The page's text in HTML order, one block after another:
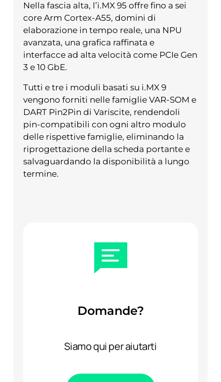
Nella fascia alta, l’i.MX 95 offre fino a sei
core Arm Cortex-A55, domini di
elaborazione in tempo reale, una NPU
avanzata, una grafica raffinata e
interfacce ad alta velocità come PCIe Gen
3 e 10 GbE.
Tutti e tre i moduli basati su i.MX 9
vengono forniti nelle famiglie VAR-SOM e
DART Pin2Pin di Variscite, rendendoli
pin-compatibili con ogni altro modulo
delle rispettive famiglie, eliminando la
riprogettazione della scheda portante e
salvaguardando la disponibilità a lungo
termine.
Domande?
Siamo qui per aiutarti